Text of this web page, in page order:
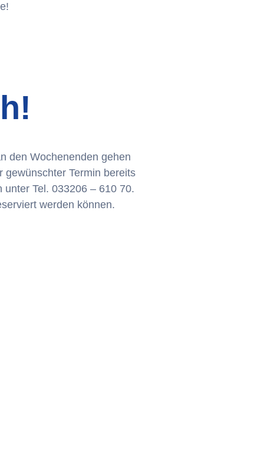
den Wochenenden gehen
gewünschter Termin bereits
Tel. 033206 – 610 70.
werden können.